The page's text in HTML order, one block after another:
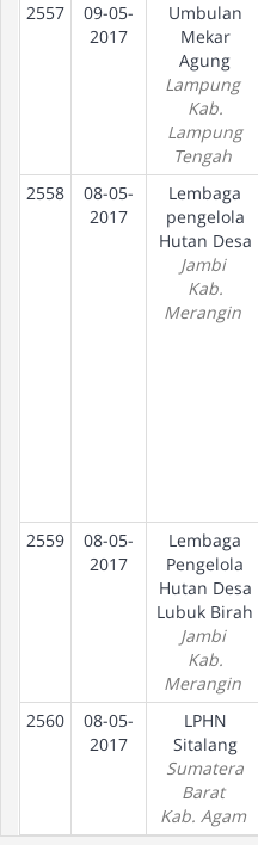
2557
09-05-
2017
Umbulan
Mekar
Agung
Lampung
Kab.
Lampung
Tengah
2558
08-05-
2017
Lembaga
pengelola
Hutan Desa
Jambi
Kab.
Merangin
2559
08-05-
2017
Lembaga
Pengelola
Hutan Desa
Lubuk Birah
Jambi
Kab.
Merangin
2560
08-05-
2017
LPHN
Sitalang
Sumatera
Barat
Kab. Agam